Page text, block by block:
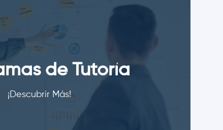
de Tutoría
¡Descubrir Más!